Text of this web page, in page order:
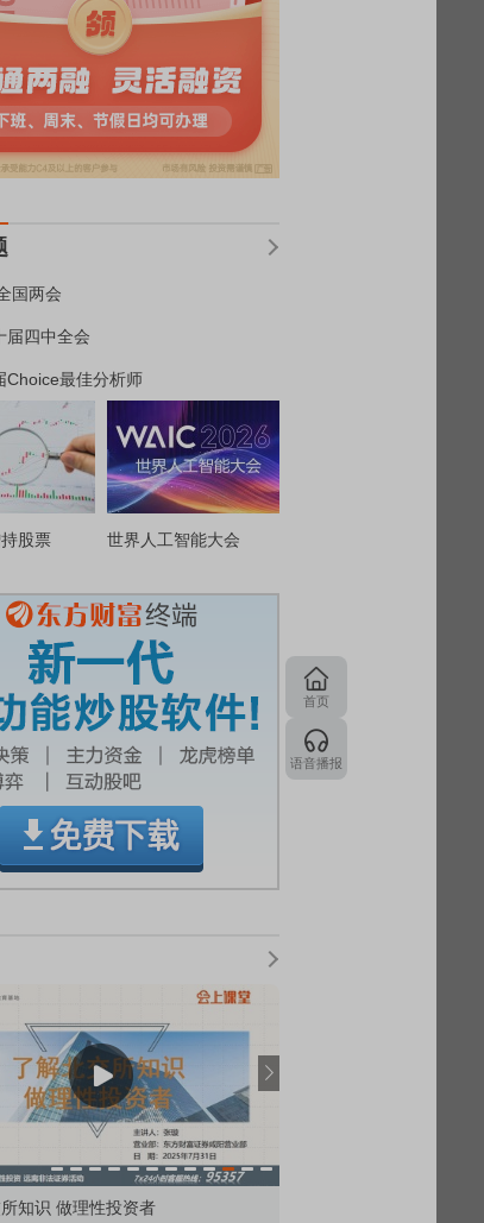
国两会
届四中全会
Choice最佳分析师
股票 世界人工智能大会
知识 做理性投资者
首页
语音播报